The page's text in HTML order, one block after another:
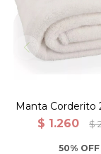
Manta corderito
Blanco
Manta Corderito
Blanco -
$ 1.260 $
50% OFF